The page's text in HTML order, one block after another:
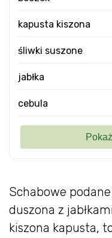
Schabowe
duszona z
kiszona kapusta,
kapusta kiszona
śliwki suszone
jabłka
cebula